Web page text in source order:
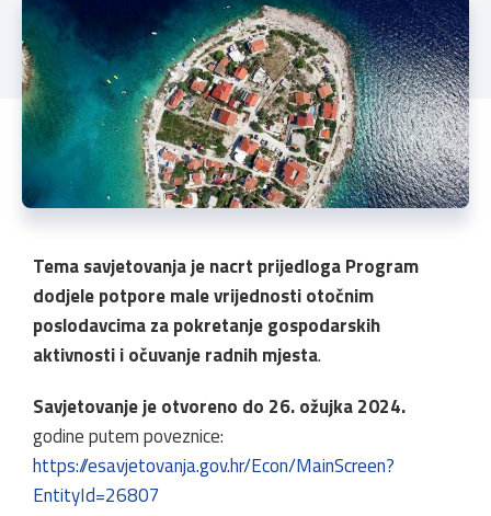
Tema savjetovanja je nacrt prijedloga Program
dodjele potpore male vrijednosti otočnim
poslodavcima za pokretanje gospodarskih
aktivnosti i očuvanje radnih mjesta.
Savjetovanje je otvoreno do 26. ožujka 2024.
godine putem poveznice:
https://esavjetovanja.gov.hr/Econ/MainScreen?
EntityId=26807